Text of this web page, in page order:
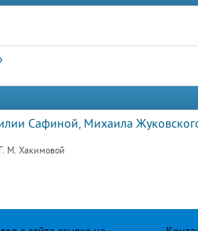
Сафиной, Михаила
М. Хакимовой